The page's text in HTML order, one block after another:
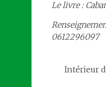
Le livre :
0612296097
Intérieur